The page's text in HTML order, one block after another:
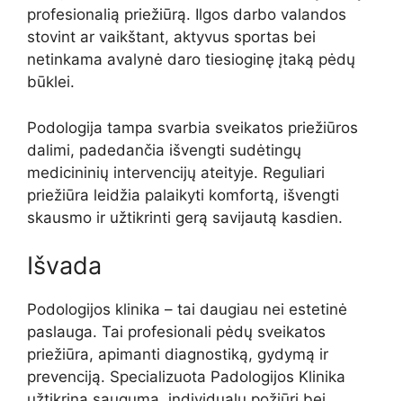
profesionalią priežiūrą. Ilgos darbo valandos
stovint ar vaikštant, aktyvus sportas bei
netinkama avalynė daro tiesioginę įtaką pėdų
būklei.
Podologija tampa svarbia sveikatos priežiūros
dalimi, padedančia išvengti sudėtingų
medicininių intervencijų ateityje. Reguliari
priežiūra leidžia palaikyti komfortą, išvengti
skausmo ir užtikrinti gerą savijautą kasdien.
Išvada
Podologijos klinika – tai daugiau nei estetinė
paslauga. Tai profesionali pėdų sveikatos
priežiūra, apimanti diagnostiką, gydymą ir
prevenciją. Specializuota Padologijos Klinika